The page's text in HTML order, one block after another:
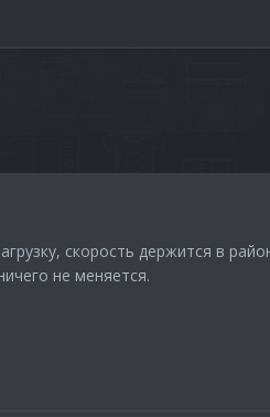
скорость держится в
не меняется.